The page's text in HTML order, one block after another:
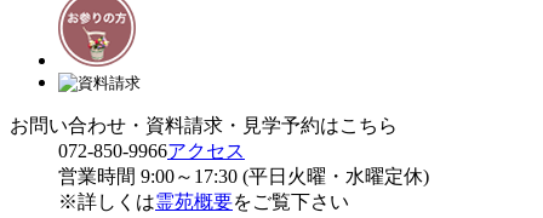
お問い合わせ・資料請求・見学予約はこちら
072-850-9966アクセス
営業時間 9:00～17:30 (平日火曜・水曜定休)
※詳しくは霊苑概要をご覧下さい